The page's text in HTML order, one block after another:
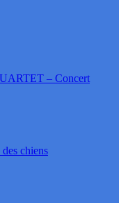
– Concert
chiens